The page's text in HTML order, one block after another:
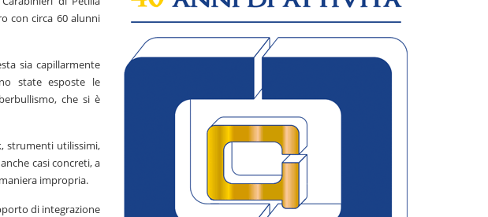
con circa 60 alunni
sia capillarmente
state esposte le
che si è
strumenti utilissimi,
casi concreti, a
impropria.
di integrazione